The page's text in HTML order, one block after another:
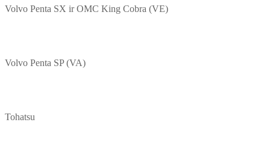
Volvo Penta SX ir OMC King Cobra (VE)
Volvo Penta SP (VA)
Tohatsu